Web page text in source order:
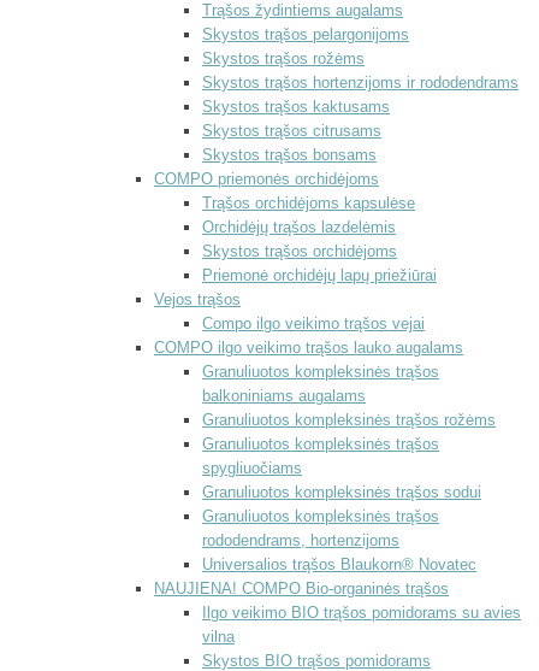
Trąšos žydintiems augalams
Skystos trąšos pelargonijoms
Skystos trąšos rožėms
Skystos trąšos hortenzijoms ir rododendrams
Skystos trąšos kaktusams
Skystos trąšos citrusams
Skystos trąšos bonsams
COMPO priemonės orchidėjoms
Trąšos orchidėjoms kapsulėse
Orchidėjų trąšos lazdelėmis
Skystos trąšos orchidėjoms
Priemonė orchidėjų lapų priežiūrai
Vejos trąšos
Compo ilgo veikimo trąšos vejai
COMPO ilgo veikimo trąšos lauko augalams
Granuliuotos kompleksinės trąšos
balkoniniams augalams
Granuliuotos kompleksinės trąšos rožėms
Granuliuotos kompleksinės trąšos
spygliuočiams
Granuliuotos kompleksinės trąšos sodui
Granuliuotos kompleksinės trąšos
rododendrams, hortenzijoms
Universalios trąšos Blaukorn® Novatec
NAUJIENA! COMPO Bio-organinės trąšos
Ilgo veikimo BIO trąšos pomidorams su avies
vilna
Skystos BIO trąšos pomidorams